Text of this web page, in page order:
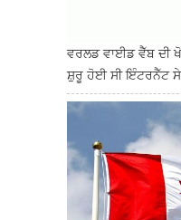
ਵਰਲਡ ਵਾਈਡ ਵੈੱਬ ਦੀ
ਸ਼ੁਰੂ ਹੋਈ ਸੀ ਇੰਟਰਨੈੱਟ